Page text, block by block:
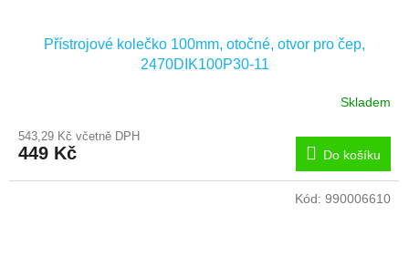
Přístrojové kolečko 100mm, otočné, otvor pro čep,
2470DIK100P30-11
Skladem
543,29 Kč včetně DPH
449 Kč Do košíku
Kód: 990006610